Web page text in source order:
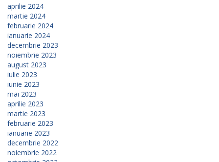
aprilie 2024
martie 2024
februarie 2024
ianuarie 2024
decembrie 2023
noiembrie 2023
august 2023
iulie 2023
iunie 2023
mai 2023
aprilie 2023
martie 2023
februarie 2023
ianuarie 2023
decembrie 2022
noiembrie 2022